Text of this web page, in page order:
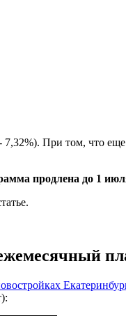
7,32%). При том, что
продлена до 1